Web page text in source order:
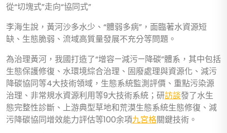
從“切塊式”走向“協同式”
李海生說，黃河沙多水少、“體弱多病”，面臨著水資源短
缺、生態脆弱、流域高質量發展不充分等問題。
為治理黃河，我國打造了“增容—減污—降碳”體系，其中包括
生態保護修復、水環境綜合治理、固廢處理與資源化、減污
降碳協同等4大技術領域，生態系統監測評價、重點污染源
治理、非常規水資源利用等9大技術系統；研訪談發了水生
態完整性診斷、上游典型草地和荒漠生態系統生態修復、減
污降碳協同增效能力評估等100余項九宮格關鍵技術。